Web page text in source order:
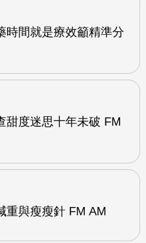
時間就是療效籲精準分
甜度迷思十年未破 FM
重與瘦瘦針 FM AM